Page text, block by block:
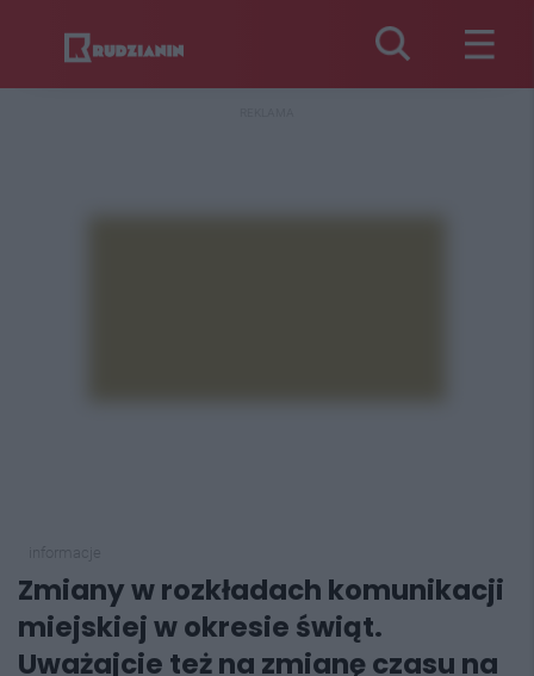
Zmiany w rozkładach komunikacji
miejskiej w okresie świąt.
Uważajcie też na zmianę czasu na